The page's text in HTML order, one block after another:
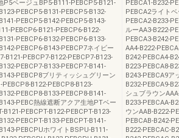
P5ベージュBP5-B111-PEBCP5-B121-
PEBCP5-B131-PEBCP5-B132-
PEBCP5-B142-PEBCP5-B143-
PEBCP6-B121-PEBCP6-B122-
PEBCP6-B132-PEBCP6-B133-
PEBCP6-B143-PEBCP7ネイビー
B121-PEBCP7-B122-PEBCP7-B123-
PEBCP7-B133-PEBCP7-B141-
PEBCP8ブリティッシュグリーン
B122-PEBCP8-B123-
PEBCP8-B133-PEBCP8-B141-
PEBC熱線遮断アクア生地PTベー
B121-PEBCPT-B122-PEBCPT-B123-
PEBCPT-B133-PEBCPT-B141-
PEBCPUホワイトBSPU-B111-
PEBCA1-B232-
PEBCA2ライト
PEBCA2-B233-
ルーAA3-B222-
PEBCA3-B242-
AA4-B222-
B242-PEBCA4-
B223-PEBCA8-
B243-PEBCA9ア
B232-PEBCA9-
シュブラウン
B233-PEBCAA-
ウンAAB-B222-
PEBCAB-B242-
B222-PEBCAC-